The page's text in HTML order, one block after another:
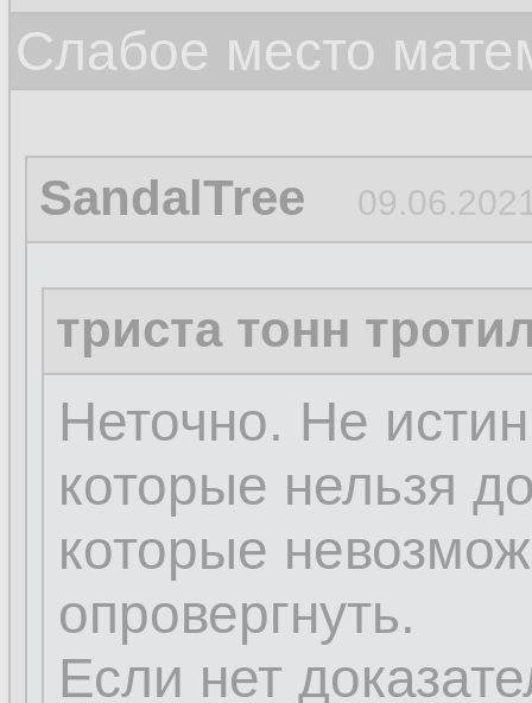
Слабое место
SandalTree
триста тонн
Неточно. Не
которые нельзя
которые
опровергнуть.
Если нет